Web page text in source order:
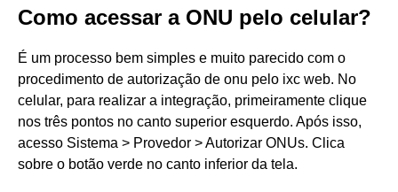
Como acessar a ONU pelo celular?
É um processo bem simples e muito parecido com o
procedimento de autorização de onu pelo ixc web. No
celular, para realizar a integração, primeiramente clique
nos três pontos no canto superior esquerdo. Após isso,
acesso Sistema > Provedor > Autorizar ONUs. Clica
sobre o botão verde no canto inferior da tela.